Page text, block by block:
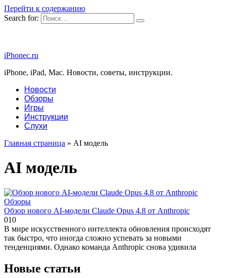
Перейти к содержанию
Search for:
iPhonec.ru
iPhone, iPad, Mac. Новости, советы, инструкции.
Новости
Обзоры
Игры
Инструкции
Слухи
Главная страница » AI модель
AI модель
Обзоры
Обзор нового AI-модели Claude Opus 4.8 от Anthropic
010
В мире искусственного интеллекта обновления происходят
так быстро, что иногда сложно успевать за новыми
тенденциями. Однако команда Anthropic снова удивила
Новые статьи